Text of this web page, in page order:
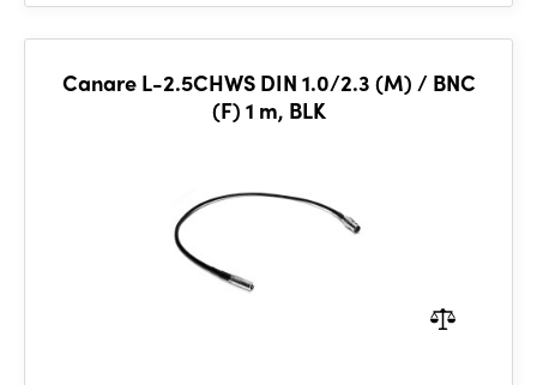
Canare L-2.5CHWS DIN 1.0/2.3 (M) / BNC
(F) 1 m, BLK